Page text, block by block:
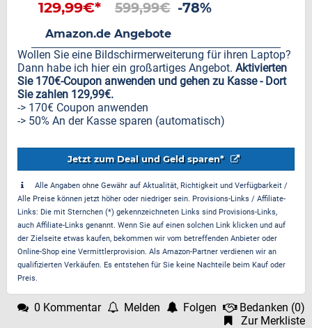
für 13“-17“ Laptops, Plug & Play
Geeignet für Mac/Wins/Android
129,99€* 599,99€ -78%
Amazon.de Angebote
Wollen Sie eine Bildschirmerweiterung für ihren Laptop?
Dann habe ich hier ein großartiges Angebot. Aktivierten
Sie 170€-Coupon anwenden und gehen zu Kasse - Dort
Sie zahlen 129,99€.
-> 170€ Coupon anwenden
-> 50% An der Kasse sparen (automatisch)
Jetzt zum Deal und Geld sparen*
Alle Angaben ohne Gewähr auf Aktualität, Richtigkeit und Verfügbarkeit /
Alle Preise können jetzt höher oder niedriger sein. Provisions-Links / Affiliate-
Links: Die mit Sternchen (*) gekennzeichneten Links sind Provisions-Links,
auch Affiliate-Links genannt. Wenn Sie auf einen solchen Link klicken und auf
der Zielseite etwas kaufen, bekommen wir vom betreffenden Anbieter oder
Online-Shop eine Vermittlerprovision. Als Amazon-Partner verdienen wir an
qualifizierten Verkäufen. Es entstehen für Sie keine Nachteile beim Kauf oder
Preis.
0 Kommentar Melden Folgen Bedanken (0)
Zur Merkliste